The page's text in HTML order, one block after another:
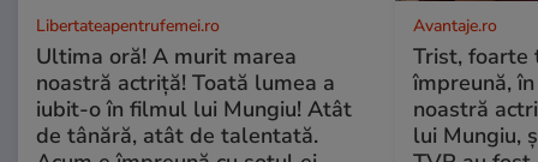
Libertateapentrufemei.ro
Ultima oră! A murit marea
noastră actriță! Toată lumea a
iubit-o în filmul lui Mungiu! Atât
de tânără, atât de talentată.
Avantaje.ro
Trist, foarte
împreună,
noastră
lui Mungiu,